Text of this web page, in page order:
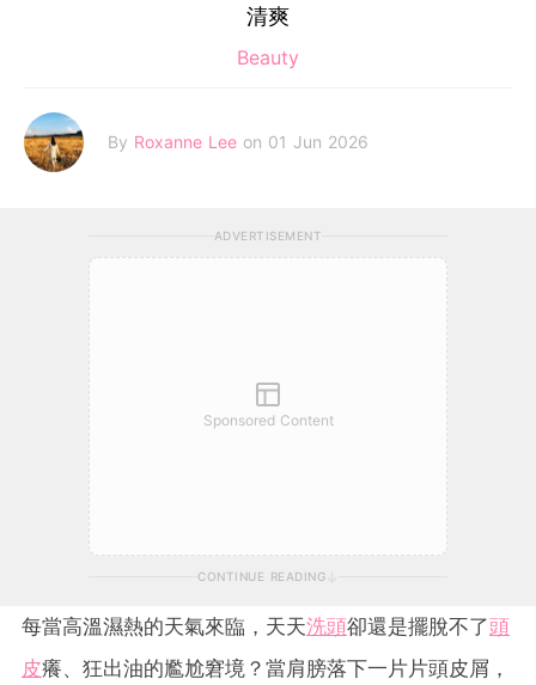
清爽
Beauty
By Roxanne Lee on 01 Jun 2026
ADVERTISEMENT
Sponsored Content
CONTINUE READING
每當高溫濕熱的天氣來臨，天天洗頭卻還是擺脫不了頭
皮癢、狂出油的尷尬窘境？當肩膀落下一片片頭皮屑，